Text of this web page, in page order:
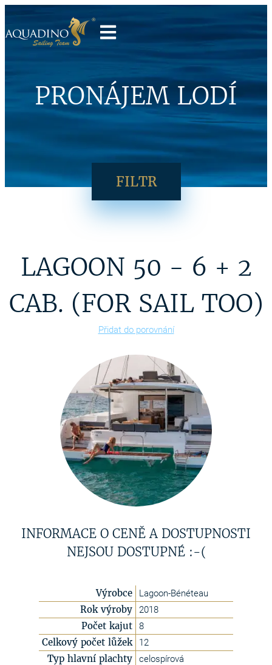
PRONÁJEM LODÍ
FILTR
LAGOON 50 - 6 + 2
CAB. (FOR SAIL TOO)
Přidat do porovnání
INFORMACE O CENĚ A DOSTUPNOSTI
NEJSOU DOSTUPNÉ :-(
Výrobce Lagoon-Bénéteau
Rok výroby 2018
Počet kajut 8
Celkový počet lůžek 12
Typ hlavní plachty celospírová